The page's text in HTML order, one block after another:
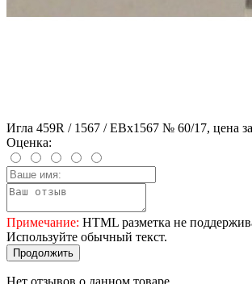
Игла 459R / 1567 / EBx1567 № 60/17, цена
Оценка:
Примечание: HTML разметка не
Используйте обычный текст.
Продолжить